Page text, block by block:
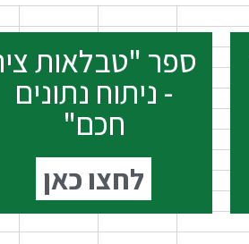
ספר "טבלאות
- ניתוח נתונים
חכם"
לחצו כאן